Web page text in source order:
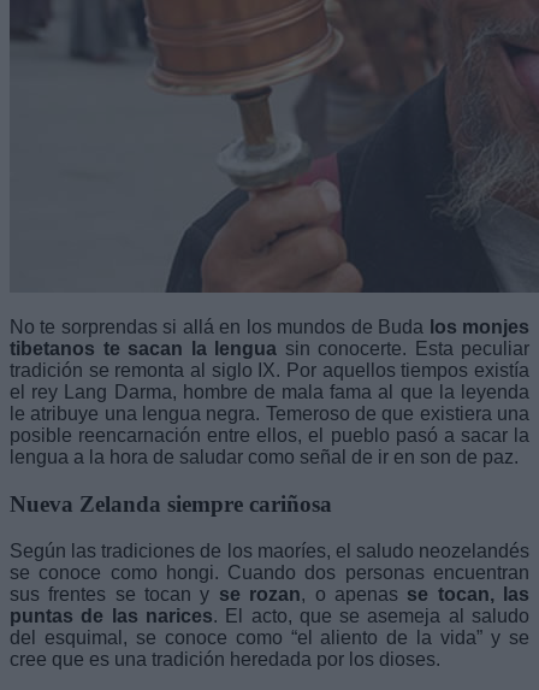
No te sorprendas si allá en los mundos de Buda
los monjes
tibetanos te sacan la lengua sin conocerte. Esta peculiar
tradición se remonta al siglo IX. Por aquellos tiempos existía
el rey Lang Darma, hombre de mala fama al que la leyenda
le atribuye una lengua negra. Temeroso de que existiera una
posible reencarnación entre ellos, el pueblo pasó a sacar la
lengua a la hora de saludar como señal de ir en son de paz.
Nueva Zelanda siempre cariñosa
Según las tradiciones de los maoríes, el saludo neozelandés
se conoce como hongi. Cuando dos personas encuentran
sus frentes se tocan y se rozan, o apenasse tocan, las
puntas de las narices. El acto, que se asemeja al saludo
del esquimal, se conoce como “el aliento de la vida” y se
cree que es una tradición heredada por los dioses.